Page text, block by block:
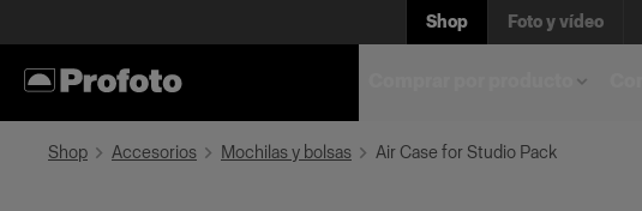
Shop Foto y vídeo
Shop Accesorios Mochilas y bolsas Air Case for Studio Pack